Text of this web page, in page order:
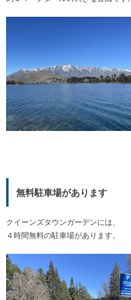
無料駐車場があります
クイーンズタウンガーデンには、
４時間無料の駐車場があります。